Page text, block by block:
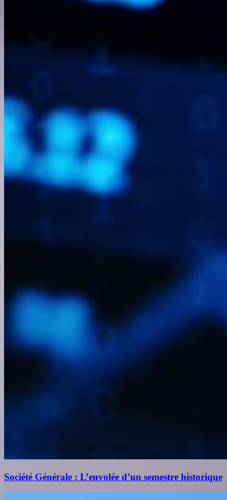
Société Générale : L’envolée d’un semestre historique